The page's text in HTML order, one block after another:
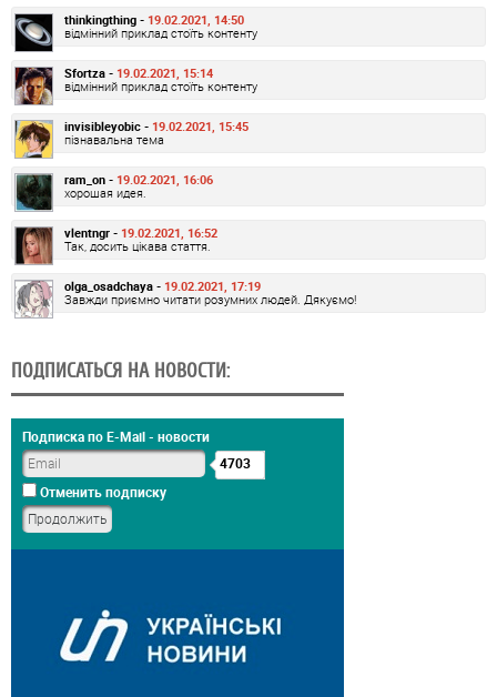
thinkingthing - 19.02.2021, 14:50
відмінний приклад стоїть контенту
Sfortza - 19.02.2021, 15:14
відмінний приклад стоїть контенту
invisibleyobic - 19.02.2021, 15:45
пізнавальна тема
ram_on - 19.02.2021, 16:06
хорошая идея.
vlentngr - 19.02.2021, 16:52
Так, досить цікава стаття.
olga_osadchaya - 19.02.2021, 17:19
Завжди приємно читати розумних людей. Дякуємо!
ПОДПИСАТЬСЯ НА НОВОСТИ:
Подписка по E-Mail - новости
4703
Отменить подписку